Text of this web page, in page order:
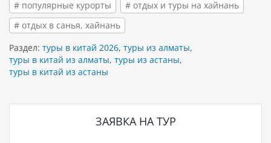
# популярные курорты
# отдых и туры на хайнань
# отдых в санья, хайнань
Раздел: туры в китай 2026, туры из алматы,
туры в китай из алматы, туры из астаны,
туры в китай из астаны
ЗАЯВКА НА ТУР